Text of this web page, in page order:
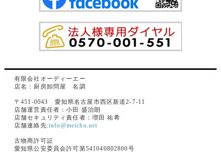
有限会社オーディーエー
店名：厨房卸問屋 名調
〒451-0043 愛知県名古屋市西区新道2-7-11
店舗運営責任者：小田 盛治朗
店舗セキュリティ責任者：増田 祐希
店舗連絡先:info@meicho.net
古物商許可証
愛知県公安委員会許可第541040802800号